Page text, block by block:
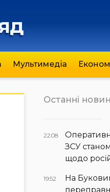
Мультимедіа
Останні
22:08
ЗСУ
щодо
19:52
На